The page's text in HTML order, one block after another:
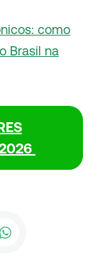
como
Brasil na